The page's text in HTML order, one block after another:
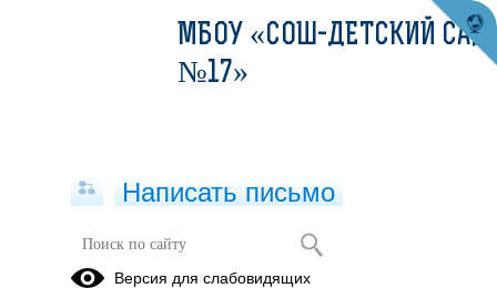
Профильное обучение
МБОУ «СОШ-ДЕТСКИЙ САД
№17»
Написать письмо
Версия для слабовидящих